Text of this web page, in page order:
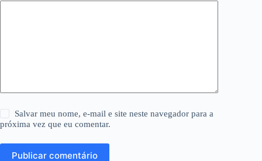
Salvar meu nome, e-mail e site neste navegador para a
próxima vez que eu comentar.
Publicar comentário